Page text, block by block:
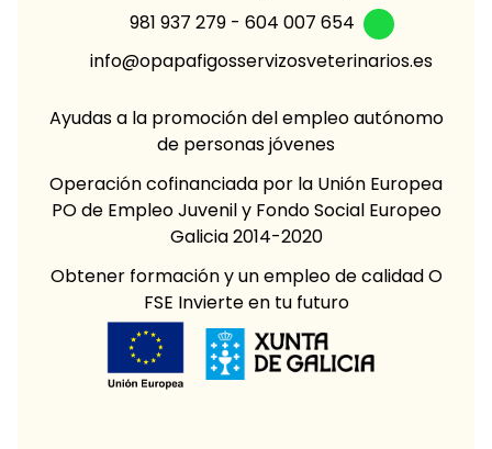
981 937 279- 604 007 654
info@opapafigosservizosveterinarios.es
Ayudas a la promoción del empleo autónomo
de personas jóvenes
Operación cofinanciada por la Unión Europea
PO de Empleo Juvenil y Fondo Social Europeo
Galicia 2014-2020
Obtener formación y un empleo de calidad O
FSE Invierte en tu futuro